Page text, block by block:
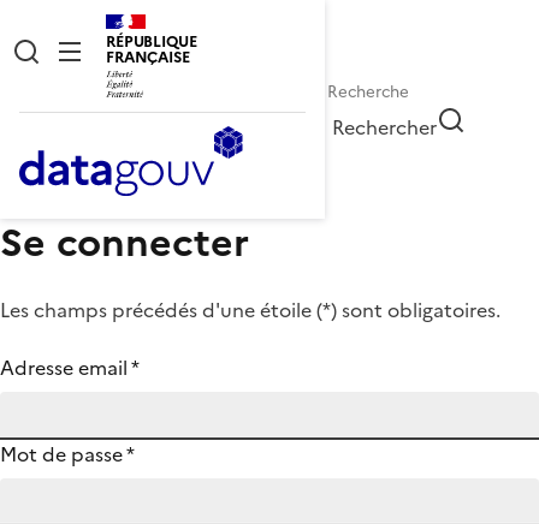
RÉPUBLIQUE
FRANÇAISE
Rechercher
Se connecter
Les champs précédés d'une étoile (*) sont obligatoires.
Adresse email*
Mot de passe*